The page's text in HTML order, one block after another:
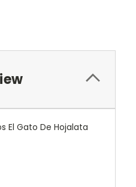
El Gato De Hojalata